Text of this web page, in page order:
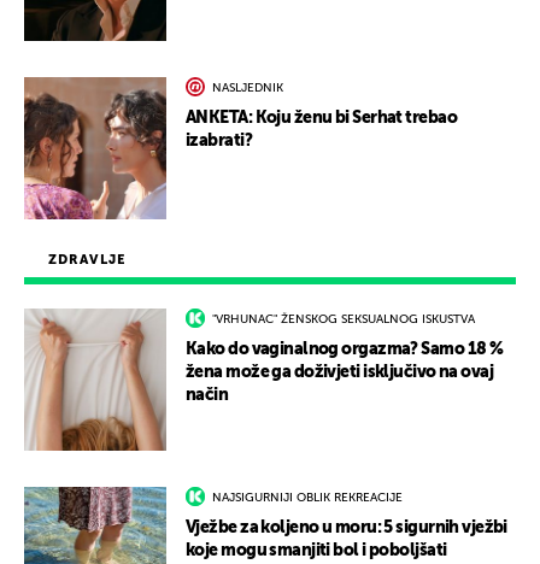
ZDRAVLJE
"VRHUNAC" ŽENSKOG SEKSUALNOG ISKUSTVA
Kako do vaginalnog orgazma? Samo 18 %
žena može ga doživjeti isključivo na ovaj
način
NAJSIGURNIJI OBLIK REKREACIJE
Vježbe za koljeno u moru: 5 sigurnih vježbi
koje mogu smanjiti bol i poboljšati
NASLJEDNIK
ANKETA: Koju ženu bi Serhat trebao
izabrati?